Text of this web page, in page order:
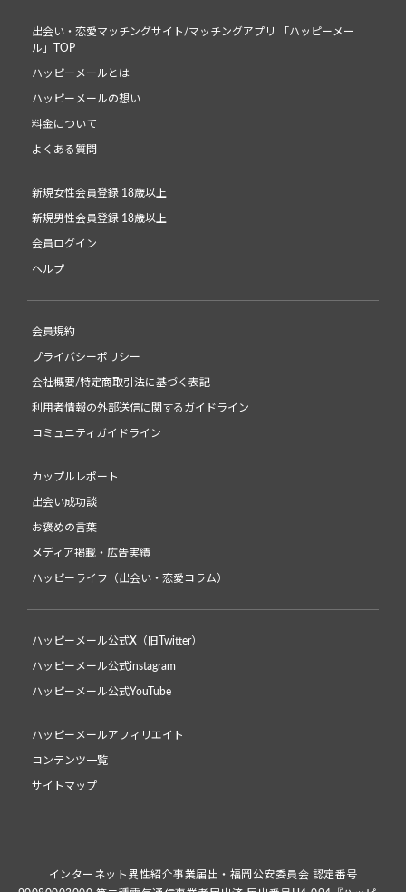
出会い・恋愛マッチングサイト/マッチングアプリ 「ハッピーメー
ル」TOP
ハッピーメールとは
ハッピーメールの想い
料金について
よくある質問
新規女性会員登録 18歳以上
新規男性会員登録 18歳以上
会員ログイン
ヘルプ
会員規約
プライバシーポリシー
会社概要/特定商取引法に基づく表記
利用者情報の外部送信に関するガイドライン
コミュニティガイドライン
カップルレポート
出会い成功談
お褒めの言葉
メディア掲載・広告実績
ハッピーライフ（出会い・恋愛コラム）
ハッピーメール公式X（旧Twitter）
ハッピーメール公式instagram
ハッピーメール公式YouTube
ハッピーメールアフィリエイト
コンテンツ一覧
サイトマップ
インターネット異性紹介事業届出・福岡公安委員会 認定番号